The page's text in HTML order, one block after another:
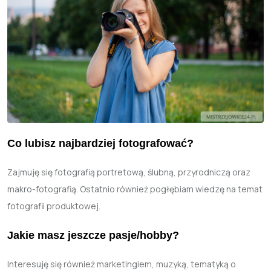
Co lubisz najbardziej fotografować?
Zajmuję się fotografią portretową, ślubną, przyrodniczą oraz
makro-fotografią. Ostatnio również pogłębiam wiedzę na temat
fotografii produktowej.
Jakie masz jeszcze pasje/hobby?
Interesuję się również marketingiem, muzyką, tematyką o